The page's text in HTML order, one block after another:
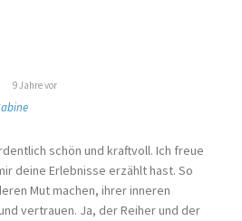
9 Jahre vor
schön und kraftvoll. Ich freue
deine Erlebnisse erzählt hast. So
Mut machen, ihrer inneren
vertrauen. Ja, der Reiher und der